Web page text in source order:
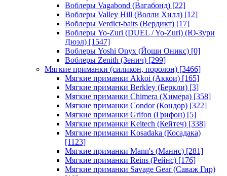
Воблеры Vagabond (Вагабонд) [22]
Воблеры Valley Hill (Волли Хилл) [12]
Воблеры Verdict-baits (Вердикт) [17]
Воблеры Yo-Zuri (DUEL / Yo-Zuri) (Ю-Зури
Дюэл) [1547]
Воблеры Yoshi Onyx (Йоши Оникс) [0]
Воблеры Zenith (Зенич) [299]
Мягкие приманки (силикон, поролон) [3466]
Мягкие приманки Akkoi (Аккои) [165]
Мягкие приманки Berkley (Беркли) [3]
Мягкие приманки Chimera (Химера) [358]
Мягкие приманки Condor (Кондор) [322]
Мягкие приманки Grifon (Грифон) [5]
Мягкие приманки Keitech (Кейтеч) [338]
Мягкие приманки Kosadaka (Косадака)
[1123]
Мягкие приманки Mann's (Маннс) [281]
Мягкие приманки Reins (Рейнс) [176]
Мягкие приманки Savage Gear (Саваж Гир)